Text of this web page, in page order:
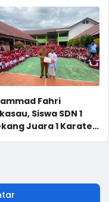
Fahri
Siswa SDN 1
Juara 1 Karate